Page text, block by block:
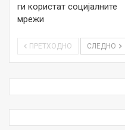
ги користат социјалните
мрежи
ПРЕТХОДНО СЛЕДНО